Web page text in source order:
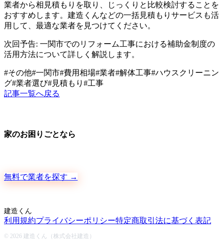
業者から相見積もりを取り、じっくりと比較検討することを
おすすめします。建造くんなどの一括見積もりサービスも活
用して、最適な業者を見つけてください。
次回予告: 一関市でのリフォーム工事における補助金制度の
活用方法について詳しく解説します。
#その他#一関市#費用相場#業者#解体工事#ハウスクリーニン
グ#業者選び#見積もり #工事
記事一覧へ戻る
家のお困りごとなら
無料で業者を探す →
建造くん
利用規約プライバシーポリシー特定商取引法に基づく表記
© 2026 建造くん（株式会社建造）